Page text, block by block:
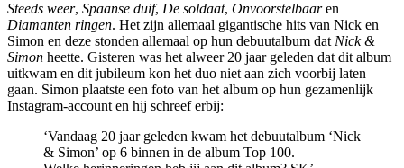
Steeds weer, Spaanse duif, De soldaat, Onvoorstelbaaren
Diamanten ringen. Het zijn allemaal gigantische hits van Nick en
Simon en deze stonden allemaal op hun debuutalbum datNick &
Simon heette. Gisteren was het alweer 20 jaar geleden dat dit album
uitkwam en dit jubileum kon het duo niet aan zich voorbij laten
gaan. Simon plaatste een foto van het album op hun gezamenlijk
Instagram-account en hij schreef erbij:
‘Vandaag 20 jaar geleden kwam het debuutalbum ‘Nick
& Simon’ op 6 binnen in de album Top 100.